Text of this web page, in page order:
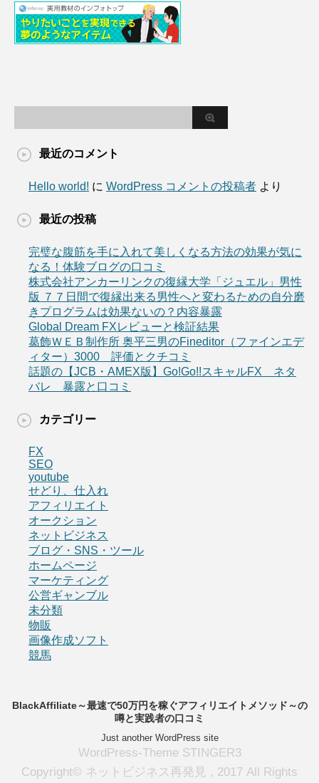
最近のコメント
Hello world! に WordPress コメントの投稿者 より
最近の投稿
完璧な腹筋を手に入れて美しくなる方法の効果が気に
なる！体験ブログの口コミ
株式会社アンカーリンクの復縁大学「ジュエル」男性
版 ７７日間で復縁出来る男性へと変わるための自分磨
きプログラムは効果ないの？内容暴露
Global Dream FXレビューと検証結果
葛飾ＷＥＢ制作所 奥平三男のFineditor（ファインエデ
ィター）3000 評価とクチコミ
話題の【JCB・AMEX版】Go!Go!!スキャルFX ネタ
バレ 暴露と口コミ
カテゴリー
FX
SEO
youtube
せどり、仕入れ
アフィリエイト
オークション
ネットビジネス
ブログ・SNS・ツール
ホームページ
マーケティング
公営ギャンブル
未分類
物販
画像作成ソフト
競馬
BlackAffiliate～最速で50万円を稼ぐアフィリエイトメソッド～の
噂と実践者の口コミ
Just another WordPress site
WordPress-Theme STINGER3
Copyright© ネットビジネス再発見 , 2017 All Rights